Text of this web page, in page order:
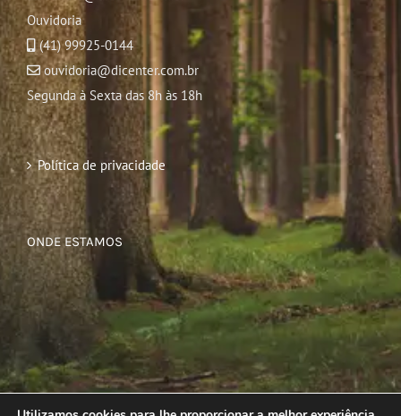
Ouvidoria
(41) 99925-0144
ouvidoria@dicenter.com.br
Segunda à Sexta das 8h às 18h
Política de privacidade
ONDE ESTAMOS